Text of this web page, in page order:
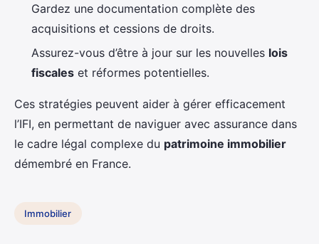
Gardez une documentation complète des
acquisitions et cessions de droits.
Assurez-vous d’être à jour sur les nouvelles lois
fiscales et réformes potentielles.
Ces stratégies peuvent aider à gérer efficacement
l’IFI, en permettant de naviguer avec assurance dans
le cadre légal complexe du patrimoine immobilier
démembré en France.
Immobilier